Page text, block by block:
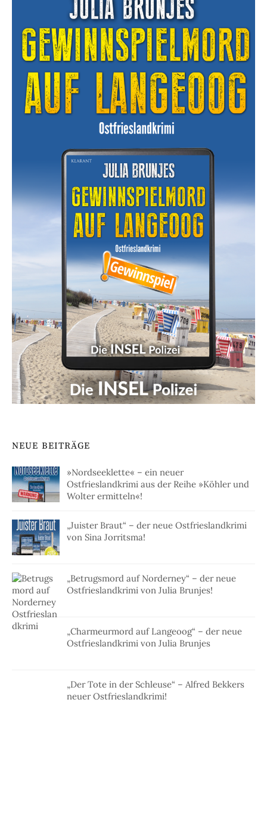
NEUE BEITRÄGE
»Nordseeklette« – ein neuer
Ostfrieslandkrimi aus der Reihe »Köhler und
Wolter ermitteln«!
„Juister Braut“ – der neue Ostfrieslandkrimi
von Sina Jorritsma!
„Betrugsmord auf Norderney“ – der neue
Ostfrieslandkrimi von Julia Brunjes!
„Charmeurmord auf Langeoog“ – der neue
Ostfrieslandkrimi von Julia Brunjes
„Der Tote in der Schleuse“ – Alfred Bekkers
neuer Ostfrieslandkrimi!